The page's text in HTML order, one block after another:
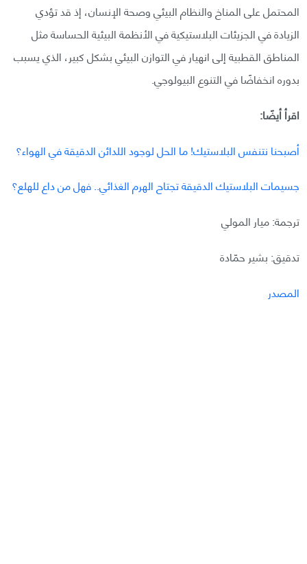
المحتمل على المناخ والنظام البيئي وصحة الإنسان، إذ قد تؤدي
الزيادة في الجزيئات البلاستيكية في الأنظمة البيئية الحساسة مثل
المناطق القطبية إلى انهيار في التوازن البيئي بشكل كبير، الذي يسبب
بدوره انخفاضًا في التنوع البيولوجي.
اقرأ أيضًا:
أصبحنا نتنفس البلاستيك! ما الحل لوجود اللدائن الدقيقة في الهواء؟
جسيمات البلاستيك الدقيقة تجتاح الهرم الغذائي.. فهل من داع للهلع؟
ترجمة: ميار المولي
تدقيق: بشير حمّادة
المصدر